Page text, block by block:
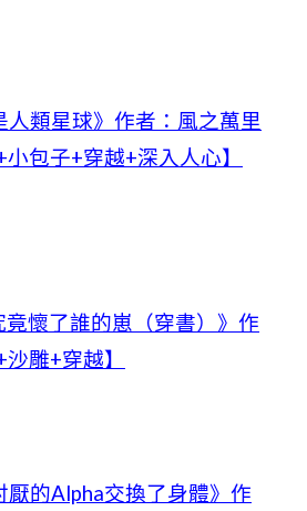
人類星球》作者：風之萬里
小包子+穿越+深入人心】
竟懷了誰的崽（穿書）》作
雕+穿越】
厭的Alpha交換了身體》作